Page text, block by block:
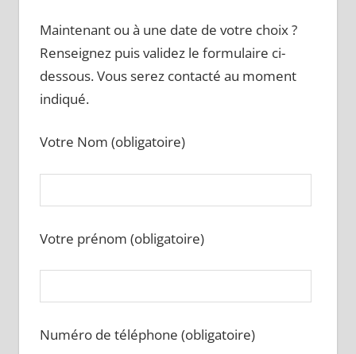
Maintenant ou à une date de votre choix ?
Renseignez puis validez le formulaire ci-
dessous. Vous serez contacté au moment
indiqué.
Votre Nom (obligatoire)
Votre prénom (obligatoire)
Numéro de téléphone (obligatoire)